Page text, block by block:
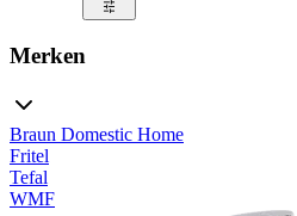
Merken
Braun Domestic Home
Fritel
Tefal
WMF